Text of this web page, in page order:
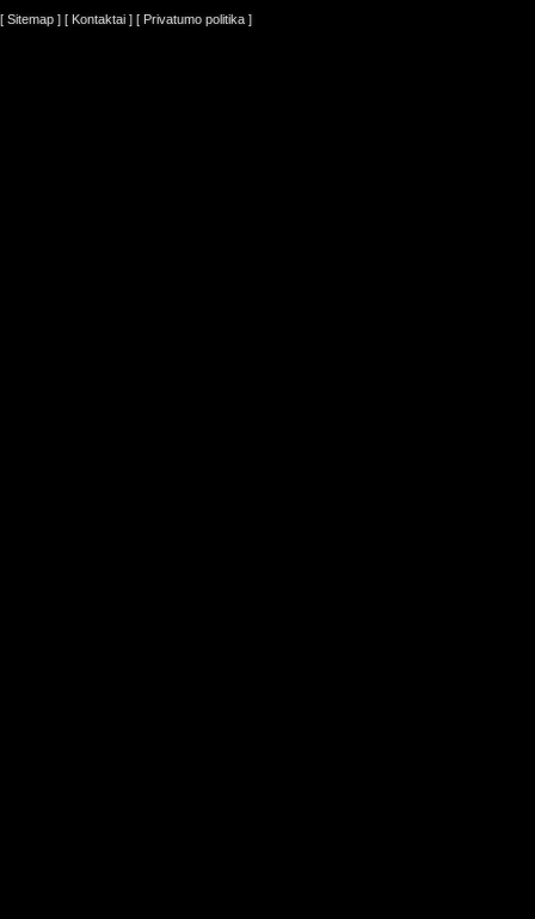
[ Sitemap ] [ Kontaktai ] [ Privatumo politika ]